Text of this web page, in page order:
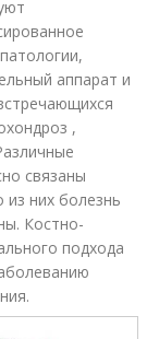
аппарат и
,
связаны
них болезнь
Костно-
подхода